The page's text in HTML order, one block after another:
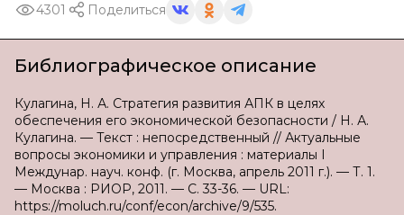
4301 Поделиться
Библиографическое описание
Кулагина, Н. А. Стратегия развития АПК в целях
обеспечения его экономической безопасности / Н. А.
Кулагина. — Текст : непосредственный // Актуальные
вопросы экономики и управления : материалы I
Междунар. науч. конф. (г. Москва, апрель 2011 г.). — Т. 1.
— Москва : РИОР, 2011. — С. 33-36. — URL:
https://moluch.ru/conf/econ/archive/9/535.